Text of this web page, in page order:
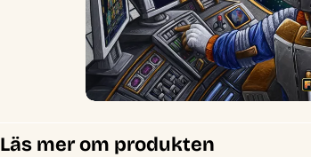
Läs mer om produkten